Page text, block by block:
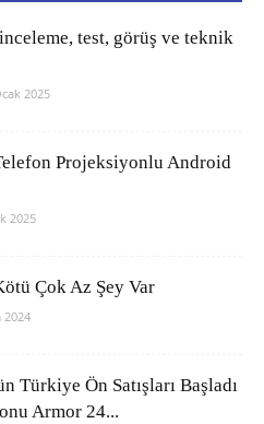
test, görüş ve teknik
2025
Projeksiyonlu Android
2025
Çok Az Şey Var
2024
Türkiye Ön Satışları Başladı
Armor 24...